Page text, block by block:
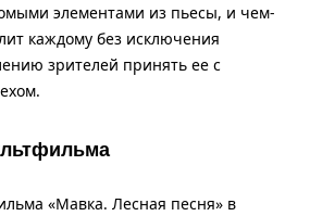
элементами из пьесы, и чем-
каждому без исключения
зрителей принять ее с
«Мавка. Лесная песня» в